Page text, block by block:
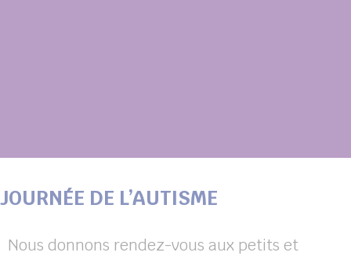
JOURNÉE DE L’AUTISME
Nous donnons rendez-vous aux petits et